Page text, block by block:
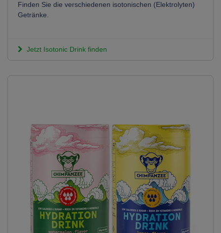
Finden Sie die verschiedenen isotonischen (Elektrolyten)
Getränke.
Jetzt Isotonic Drink finden